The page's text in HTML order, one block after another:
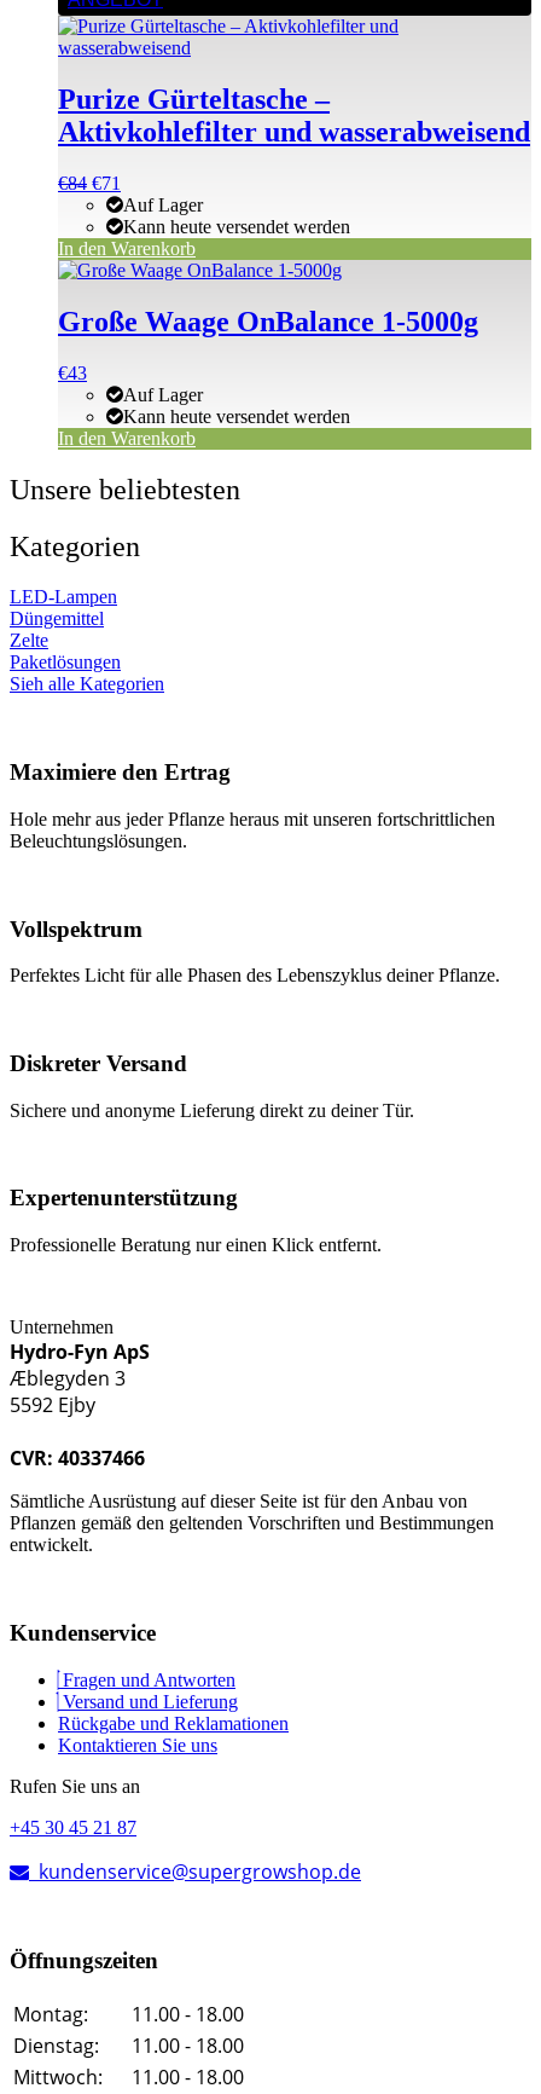
Purize Gürteltasche –
Aktivkohlefilter und wasserabweisend
€84 Ursprünglicher
Preis
war:
€84
€71
Preis
ist:
€71.
Auf Lager
Kann heute versendet werden
In den Warenkorb
Große Waage OnBalance 1-5000g
€43
Auf Lager
Kann heute versendet werden
In den Warenkorb
Unsere beliebtesten
Kategorien
LED-Lampen
Düngemittel
Zelte
Paketlösungen
Sieh alle Kategorien
Maximiere den Ertrag
Hole mehr aus jeder Pflanze heraus mit unseren fortschrittlichen
Beleuchtungslösungen.
Vollspektrum
Perfektes Licht für alle Phasen des Lebenszyklus deiner Pflanze.
Diskreter Versand
Sichere und anonyme Lieferung direkt zu deiner Tür.
Expertenunterstützung
Professionelle Beratung nur einen Klick entfernt.
Unternehmen
Hydro-Fyn ApS
Æblegyden 3
5592 Ejby
CVR: 40337466
Sämtliche Ausrüstung auf dieser Seite ist für den Anbau von
Pflanzen gemäß den geltenden Vorschriften und Bestimmungen
entwickelt.
Kundenservice
Fragen und Antworten
Versand und Lieferung
Rückgabe und Reklamationen
Kontaktieren Sie uns
Rufen Sie uns an
+45 30 45 21 87
kundenservice@supergrowshop.de
Öffnungszeiten
Montag:
11.00 - 18.00
Dienstag:
11.00 - 18.00
Mittwoch:
11.00 - 18.00